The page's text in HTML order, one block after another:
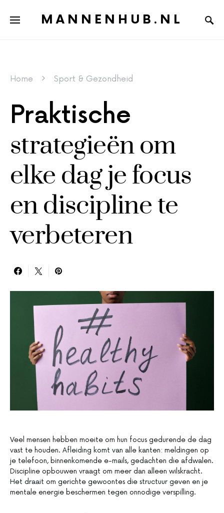
MANNENHUB.NL
Home Sport & Gezondheid
Praktische
strategieën om
elke dag je focus
en discipline te
verbeteren
Veel mensen hebben moeite om hun focus gedurende de dag
vast te houden. Afleiding komt van alle kanten: meldingen op
je telefoon, binnenkomende e-mails, gedachten die afdwalen.
Discipline opbouwen vraagt om meer dan alleen wilskracht.
Het draait om gerichte gewoontes die structuur geven en je
mentale energie beschermen tegen onnodige verspilling.